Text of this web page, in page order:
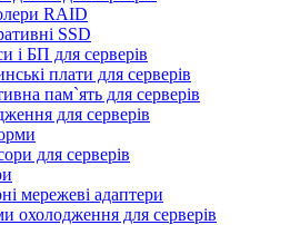
RAID
SSD
і БП для серверів
плати для серверів
пам`ять для серверів
для серверів
для серверів
мережеві адаптери
охолодження для серверів